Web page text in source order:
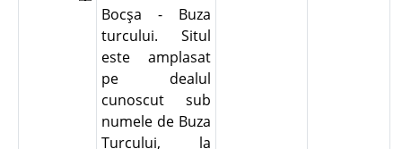
Bocşa - Buza
turcului. Situl
este amplasat
pe dealul
cunoscut sub
numele de Buza
Turcului, la